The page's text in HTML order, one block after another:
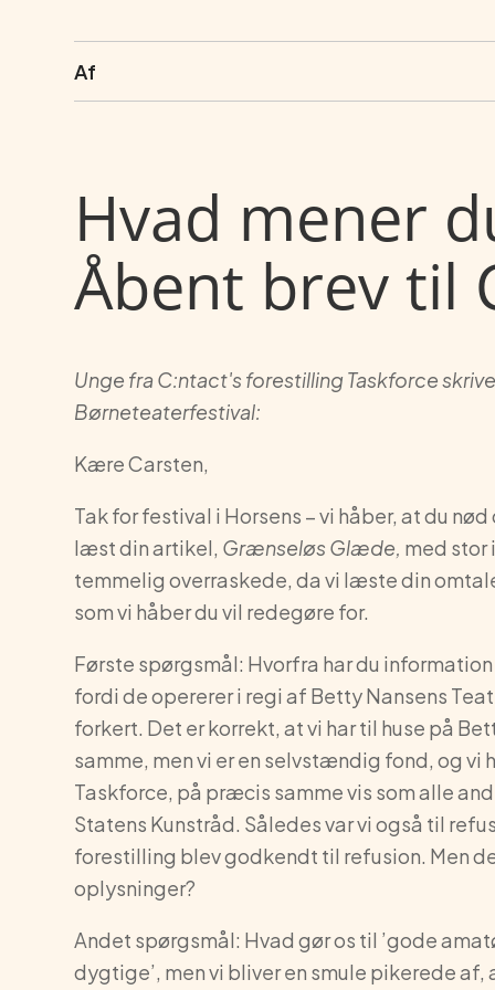
Af
Hvad mener
Åbent brev til
Unge fra C:ntact's forestilling Taskforce
Børneteaterfestival:
Kære Carsten,
Tak for festival i Horsens – vi håber, at du
læst din artikel, Grænseløs Glæde, med stor
temmelig overraskede, da vi læste din
som vi håber du vil redegøre for.
Første spørgsmål: Hvorfra har du
fordi de opererer i regi af Betty Nansens
forkert. Det er korrekt, at vi har til huse på
samme, men vi er en selvstændig fond, og
Taskforce, på præcis samme vis som alle
Statens Kunstråd. Således var vi også til
forestilling blev godkendt til refusion. Men
oplysninger?
Andet spørgsmål: Hvad gør os til ’gode
dygtige’, men vi bliver en smule pikerede